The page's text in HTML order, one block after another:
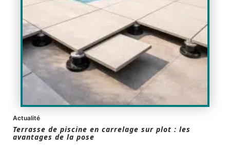
Actualité
Terrasse de piscine en carrelage sur plot : les
avantages de la pose